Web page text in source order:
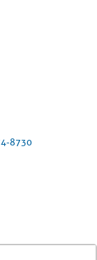
8730